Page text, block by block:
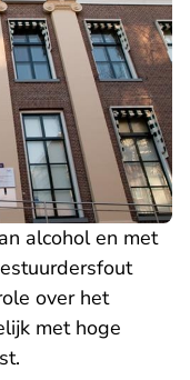
alcohol en met
over het
met hoge